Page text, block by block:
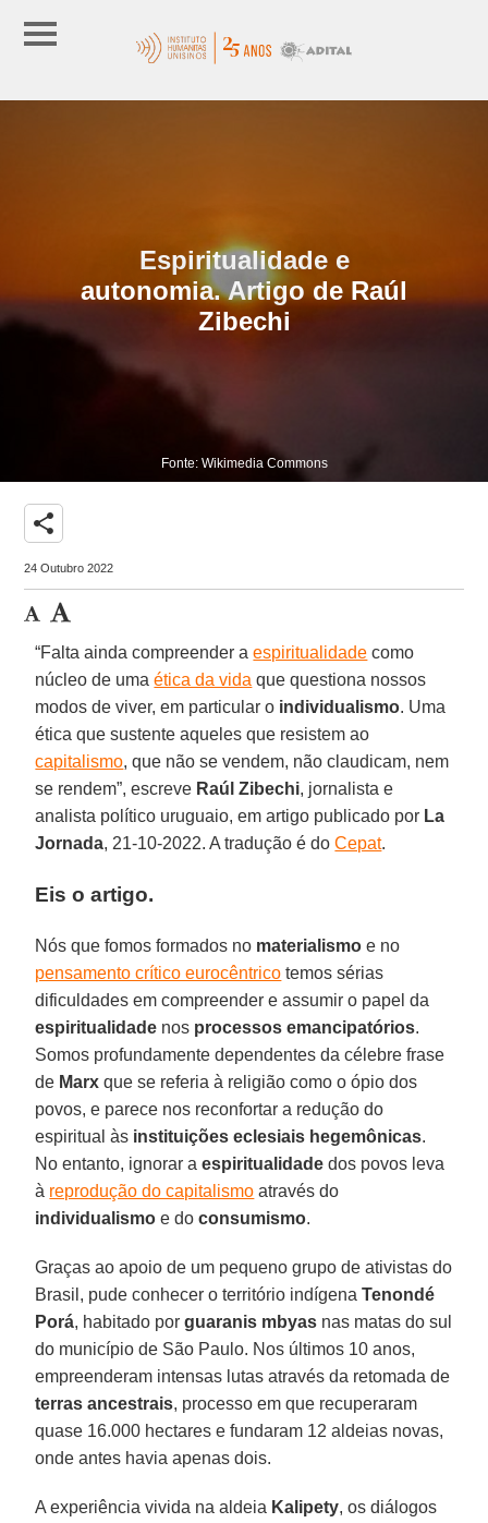
Espiritualidade e
autonomia. Artigo de Raúl
Zibechi
Fonte: Wikimedia Commons
share
24 Outubro 2022
“Falta ainda compreender aespiritualidade como
núcleo de umaética da vida que questiona nossos
modos de viver, em particular o individualismo. Uma
ética que sustente aqueles que resistem ao
capitalismo, que não se vendem, não claudicam, nem
se rendem”, escreve Raúl Zibechi, jornalista e
analista político uruguaio, em artigo publicado por La
Jornada, 21-10-2022. A tradução é doCepat.
Eis o artigo.
Nós que fomos formados no materialismo e no
pensamento crítico eurocêntrico temos sérias
dificuldades em compreender e assumir o papel da
espiritualidade nos processos emancipatórios.
Somos profundamente dependentes da célebre frase
de Marx que se referia à religião como o ópio dos
povos, e parece nos reconfortar a redução do
espiritual às instituições eclesiais hegemônicas.
No entanto, ignorar aespiritualidade dos povos leva
à reprodução do capitalismo através do
individualismo e doconsumismo.
Graças ao apoio de um pequeno grupo de ativistas do
Brasil, pude conhecer o território indígenaTenondé
Porá, habitado porguaranis mbyas nas matas do sul
do município de São Paulo. Nos últimos 10 anos,
empreenderam intensas lutas através da retomada de
terras ancestrais, processo em que recuperaram
quase 16.000 hectares e fundaram 12 aldeias novas,
onde antes havia apenas dois.
A experiência vivida na aldeia Kalipety, os diálogos